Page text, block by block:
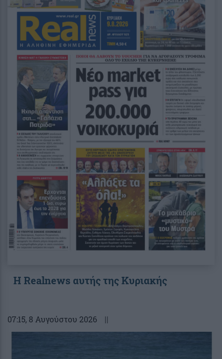
Η Realnews αυτής της Κυριακής
07:15, 8 Αυγούστου 2026 ||